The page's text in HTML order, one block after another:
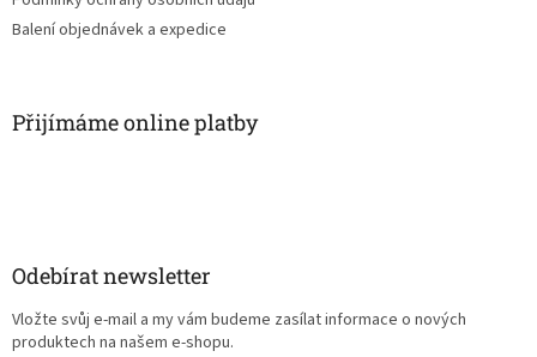
Balení objednávek a expedice
Přijímáme online platby
Odebírat newsletter
Vložte svůj e-mail a my vám budeme zasílat informace o nových
produktech na našem e-shopu.